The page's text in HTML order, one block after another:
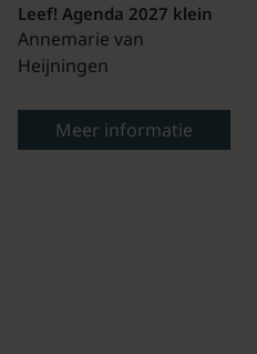
Leef! Agenda 2027 klein
Annemarie van
Heijningen
Meer informatie